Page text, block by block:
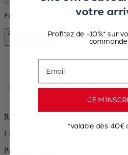
En stock et prêt à être livré chez vous.
Ajouter au panier
Livraison offerte dès 50€ d'achat
Retours gratuits
Livraison express sous 24 à 48h
Paiement sécurisé
votre
Profitez de -10%* sur
JE
*valable dès 40€